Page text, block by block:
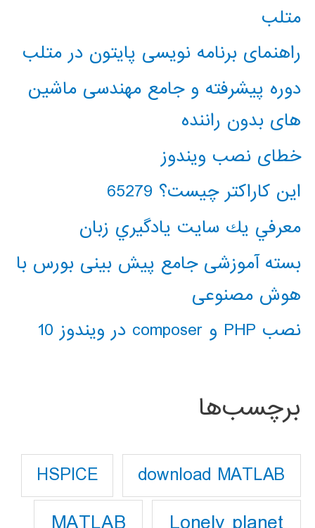
متلب
راهنمای برنامه نویسی پایتون در متلب
دوره پیشرفته و جامع مهندسی ماشین
های بدون راننده
خطای نصب ویندوز
این کاراکتر چیست؟ 65279
معرفي يك سايت يادگيري زبان
بسته آموزشی جامع پیش بینی بورس با
هوش مصنوعی
نصب PHP و composer در ویندوز 10
برچسب‌ها
download MATLAB
HSPICE